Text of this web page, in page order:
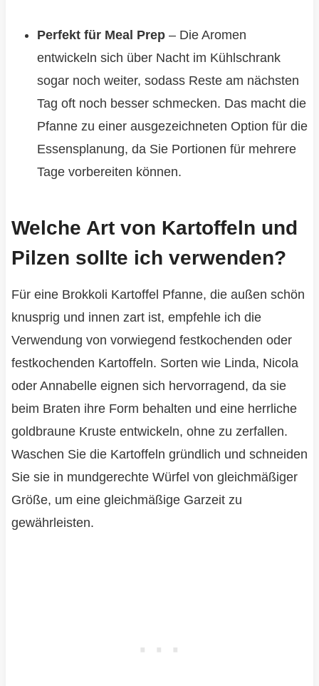
Perfekt für Meal Prep– Die Aromen
entwickeln sich über Nacht im Kühlschrank
sogar noch weiter, sodass Reste am nächsten
Tag oft noch besser schmecken. Das macht die
Pfanne zu einer ausgezeichneten Option für die
Essensplanung, da Sie Portionen für mehrere
Tage vorbereiten können.
Welche Art von Kartoffeln und
Pilzen sollte ich verwenden?
Für eine Brokkoli Kartoffel Pfanne, die außen schön
knusprig und innen zart ist, empfehle ich die
Verwendung von vorwiegend festkochenden oder
festkochenden Kartoffeln. Sorten wie Linda, Nicola
oder Annabelle eignen sich hervorragend, da sie
beim Braten ihre Form behalten und eine herrliche
goldbraune Kruste entwickeln, ohne zu zerfallen.
Waschen Sie die Kartoffeln gründlich und schneiden
Sie sie in mundgerechte Würfel von gleichmäßiger
Größe, um eine gleichmäßige Garzeit zu
gewährleisten.